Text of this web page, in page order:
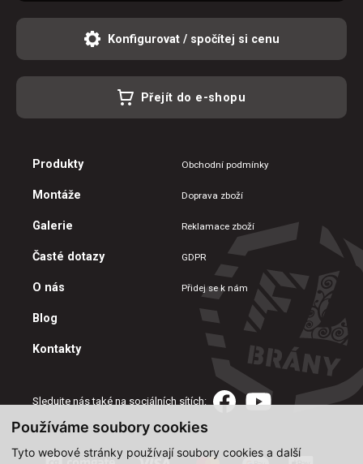
Používáme soubory cookies
Tyto webové stránky používají soubory cookies a další
Konfigurovat / spočítej si cenu
Přejít do e-shopu
Produkty
Montáže
Galerie
Časté dotazy
O nás
Blog
Kontakty
Obchodní podmínky
Doprava zboží
Reklamace zboží
GDPR
Přidej se k nám
Sledujte nás také na sociálních sítích: